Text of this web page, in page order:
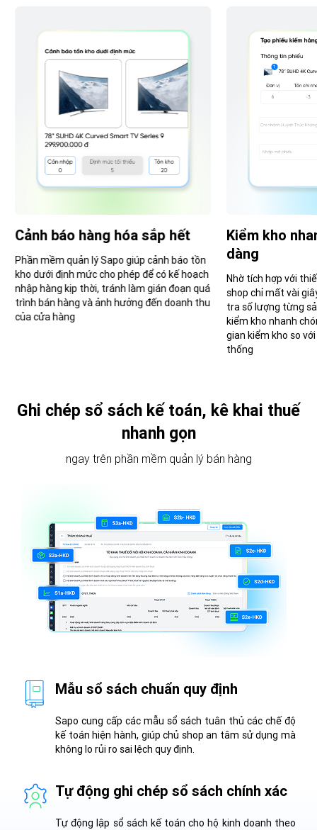
Cảnh báo hàng hóa sắp hết
Phần mềm quản lý Sapo giúp cảnh báo tồn
kho dưới định mức cho phép để có kế hoạch
nhập hàng kịp thời, tránh làm gián đoạn quá
trình bán hàng và ảnh hưởng đến doanh thu
của cửa hàng
Kiểm kho
dàng
Nhờ tích hợp với
shop chỉ mất vài
tra số lượng từng
kiểm kho nhanh
gian kiểm kho so
thống
Ghi chép sổ sách kế toán, kê khai thuế
nhanh gọn
ngay trên phần mềm quản lý bán hàng
Mẫu sổ sách chuẩn quy định
Sapo cung cấp các mẫu sổ sách tuân thủ các chế độ
kế toán hiện hành, giúp chủ shop an tâm sử dụng mà
không lo rủi ro sai lệch quy định.
Tự động ghi chép sổ sách chính xác
Tự động lập sổ sách kế toán cho hộ kinh doanh theo